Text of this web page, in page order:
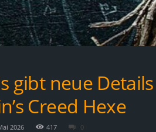
gibt neue
Creed Hexe
2026 417 0